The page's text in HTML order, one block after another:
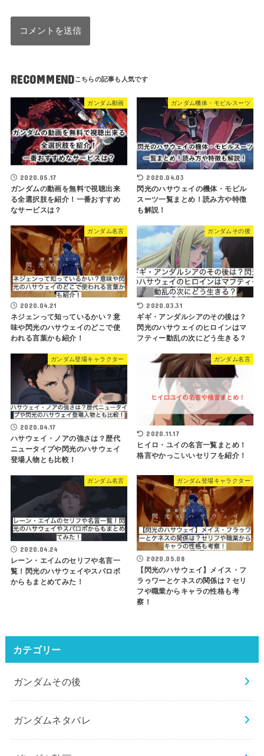
RECOMMEND
ガンダム動画
2020.05.17
ガンダムの動画を無料で視聴出来
る全選択肢を紹介！一番おすすめ
なサービスは？
ガンダム機体・モビルスーツ
2020.04.03
閃光のハサウェイの機体・モビル
スーツ一覧まとめ！読み方や特徴
も解説！
ガンダム名言
2020.04.21
ネジェンって知っているかい？意
味や閃光のハサウェイのどこで使
われる言葉かも紹介！
ガンダムその後
2020.03.31
ギギ・アンダルシアのその後は？
閃光のハサウェイのヒロインはマ
フティー動乱の次にどう生きる？
ガンダム登場キャラクター
2020.04.17
ハサウェイ・ノアの強さは？歴代
ニュータイプや閃光のハサウェイ
登場人物とも比較！
ガンダム名言
2020.11.17
ヒイロ・ユイの名言一覧まとめ！
格言やかっこいいセリフを紹介！
ガンダム名言
2020.04.24
レーン・エイムのセリフや名言一
覧！閃光のハサウェイやスパロボ
からもまとめてみた！
ガンダム登場キャラクター
2020.05.08
【閃光のハサウェイ】メイス・フ
ラゥワーとケネスの関係は？セリ
フや職業からキャラの性格も考
察！
カテゴリー
ガンダムその後
ガンダムネタバレ